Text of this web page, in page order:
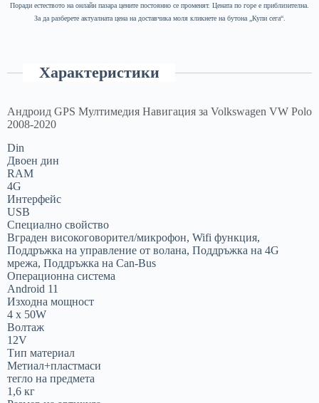
Поради естеството на онлайн пазара цените постоянно се променят. Цената по горе е приблизителна.
За да разберете актуалната цена на доставчика моля кликнете на бутона „Купи сега“.
Характеристики
Андроид GPS Мултимедия Навигация за Volkswagen VW Polo
2008-2020
Din
Двоен дин
RAM
4G
Интерфейс
USB
Специално свойство
Вграден високоговорител/микрофон, Wifi функция,
Поддръжка на управление от волана, Поддръжка на 4G
мрежа, Поддръжка на Can-Bus
Операционна система
Android 11
Изходна мощност
4 x 50W
Волтаж
12V
Тип материал
Метиал+пластмаси
тегло на предмета
1,6 кг